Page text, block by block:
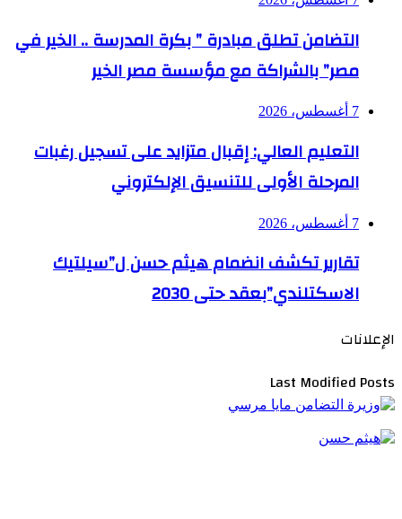
التضامن تطلق مبادرة ” بكرة المدرسة .. الخير في
مصر” بالشراكة مع مؤسسة مصر الخير
7 أغسطس، 2026
التعليم العالي: إقبال متزايد على تسجيل رغبات
المرحلة الأولى للتنسيق الإلكتروني
7 أغسطس، 2026
تقارير تكشف انضمام هيثم حسن ل”سيلتيك
الاسكتلندي”بعقد حتى 2030
الإعلانات
Last Modified Posts